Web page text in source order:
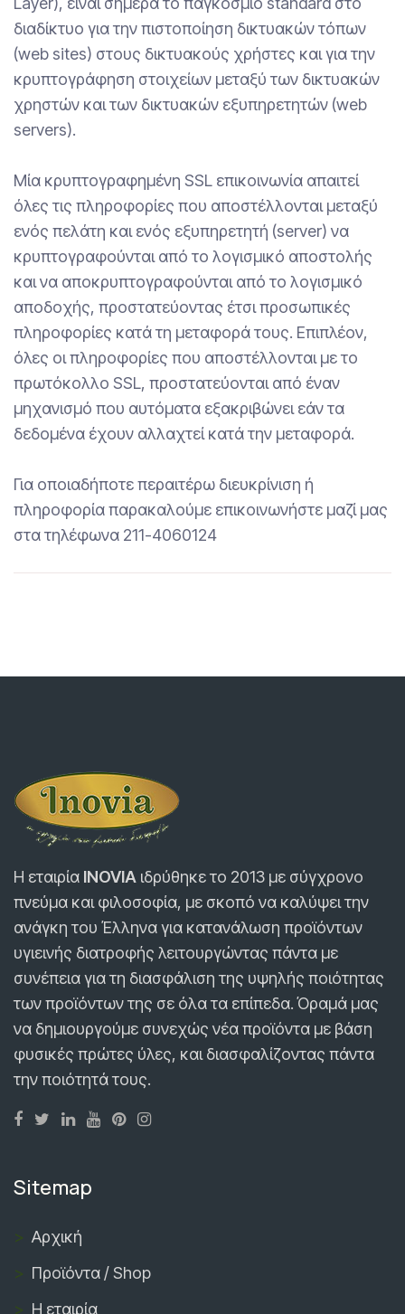
διαδίκτυο για την πιστοποίηση δικτυακών τόπων
(web sites) στους δικτυακούς χρήστες και για την
κρυπτογράφηση στοιχείων μεταξύ των δικτυακών
χρηστών και των δικτυακών εξυπηρετητών (web
servers).
Μία κρυπτογραφημένη SSL επικοινωνία απαιτεί
όλες τις πληροφορίες που αποστέλλονται μεταξύ
ενός πελάτη και ενός εξυπηρετητή (server) να
κρυπτογραφούνται από το λογισμικό αποστολής
και να αποκρυπτογραφούνται από το λογισμικό
αποδοχής, προστατεύοντας έτσι προσωπικές
πληροφορίες κατά τη μεταφορά τους. Επιπλέον,
όλες οι πληροφορίες που αποστέλλονται με το
πρωτόκολλο SSL, προστατεύονται από έναν
μηχανισμό που αυτόματα εξακριβώνει εάν τα
δεδομένα έχουν αλλαχτεί κατά την μεταφορά.
Για οποιαδήποτε περαιτέρω διευκρίνιση ή
πληροφορία παρακαλούμε επικοινωνήστε μαζί μας
στα τηλέφωνα 211-4060124
Η εταιρία INOVIA ιδρύθηκε τo 2013 με σύγχρονο
πνεύμα και φιλοσοφία, με σκοπό να καλύψει την
ανάγκη του Έλληνα για κατανάλωση προϊόντων
υγιεινής διατροφής λειτουργώντας πάντα με
συνέπεια για τη διασφάλιση της υψηλής ποιότητας
των προϊόντων της σε όλα τα επίπεδα. Όραμά μας
να δημιουργούμε συνεχώς νέα προϊόντα με βάση
φυσικές πρώτες ύλες, και διασφαλίζοντας πάντα
την ποιότητά τους.
Sitemap
Αρχική
Προϊόντα / Shop
Η εταιρία